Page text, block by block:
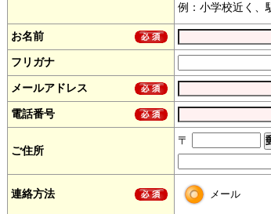
例：小学校近く、
お名前
フリガナ
メールアドレス
電話番号
ご住所
〒
連絡方法 メール